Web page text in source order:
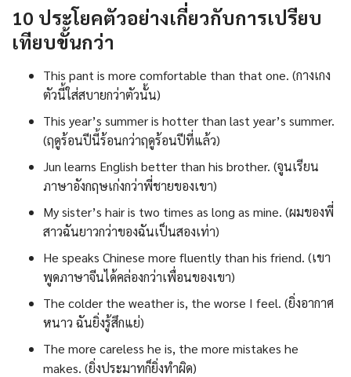
10 ประโยคตัวอย่างเกี่ยวกับการเปรียบ
เทียบขั้นกว่า
This pant is more comfortable than that one. (กางเกง
ตัวนี้ใส่สบายกว่าตัวนั้น)
This year’s summer is hotter than last year’s summer.
(ฤดูร้อนปีนี้ร้อนกว่าฤดูร้อนปีที่แล้ว)
Jun learns English better than his brother. (จูนเรียน
ภาษาอังกฤษเก่งกว่าพี่ชายของเขา)
My sister’s hair is two times as long as mine. (ผมของพี่
สาวฉันยาวกว่าของฉันเป็นสองเท่า)
He speaks Chinese more fluently than his friend. (เขา
พูดภาษาจีนได้คล่องกว่าเพื่อนของเขา)
The colder the weather is, the worse I feel. (ยิ่งอากาศ
หนาว ฉันยิ่งรู้สึกแย่)
The more careless he is, the more mistakes he
makes. (ยิ่งประมาทก็ยิ่งทำผิด)